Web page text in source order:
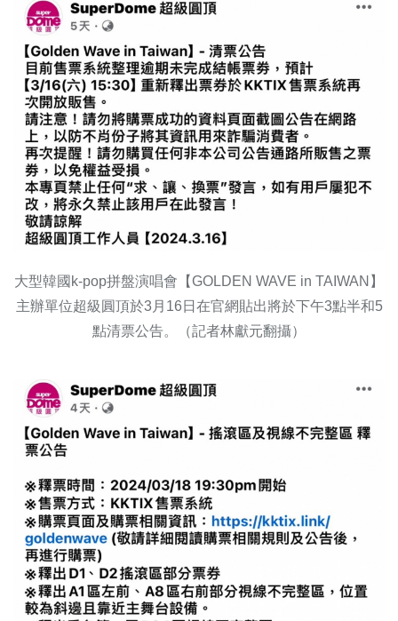
大型韓國k-pop拼盤演唱會【GOLDEN WAVE in TAIWAN】
主辦單位超級圓頂於3月16日在官網貼出將於下午3點半和5
點清票公告。（記者林獻元翻攝）